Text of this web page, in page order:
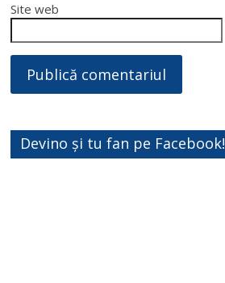
Site web
Devino și tu fan pe Facebook!